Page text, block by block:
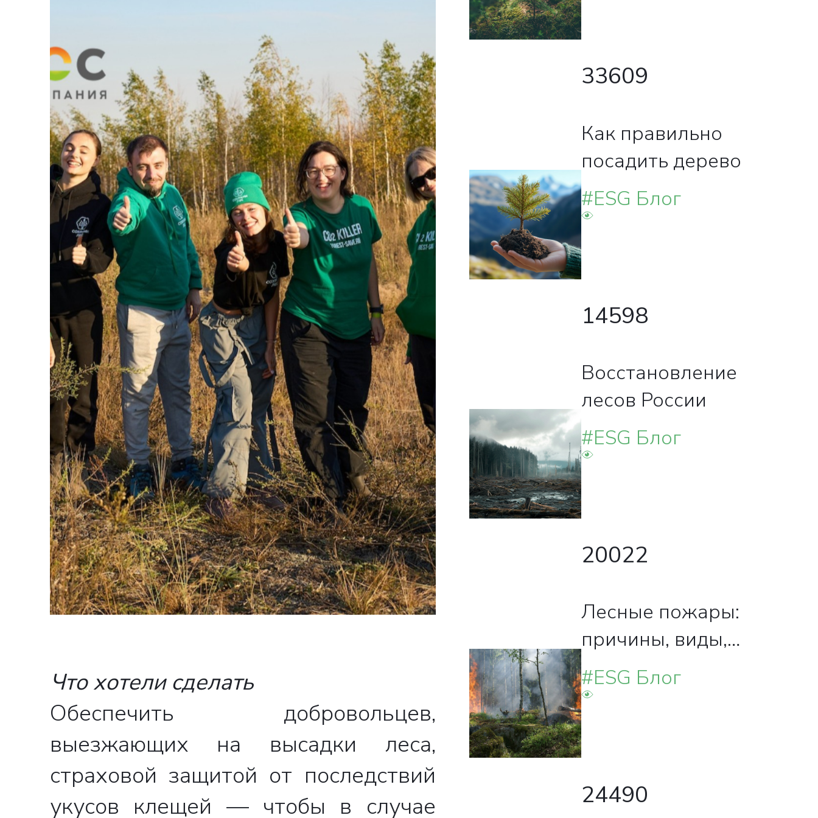
Что хотели сделать
Обеспечить добровольцев,
выезжающих на высадки леса,
страховой защитой от последствий
укусов клещей — чтобы в случае
33609
Как правильно
посадить дерево
#ESG Блог
14598
Восстановление
лесов России
#ESG Блог
20022
Лесные пожары:
причины, виды,
правила
безопасности
#ESG Блог
24490
свяжутся с вами
Закрыть